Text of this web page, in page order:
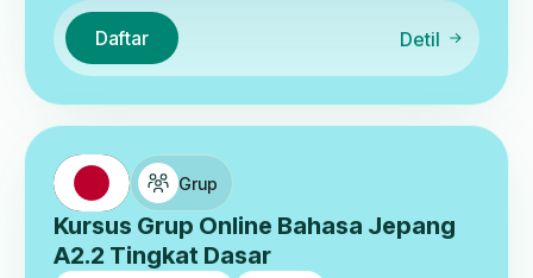
Daftar Detil
Grup
Kursus Grup Online Bahasa Jepang
A2.2 Tingkat Dasar